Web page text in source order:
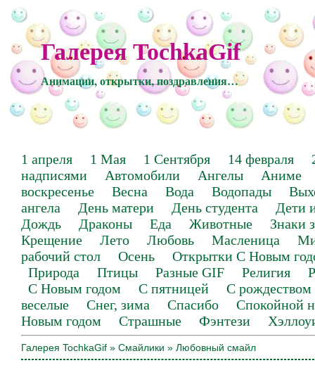
Галерея TochkaGif
Анимации, открытки, поздравления…
1 апреля 1 Мая 1 Сентября 14 февраля
надписями
Автомобили Ангелы
Аниме
воскресенье
Весна Вода Водопады
ангела
День матери День студента
Дети
Дождь
Драконы Еда Животные
Знаки
Крещение
Лето Любовь Масленица
рабочий стол
Осень
Открытки С Новым
Природа
Птицы Разные GIF Религия
С Новым годом
С пятницей
С рождеством
веселые
Снег, зима Спасибо
Спокойной
Новым годом
Страшные Фэнтези
Галерея TochkaGif » Смайлики » Любовный смайл